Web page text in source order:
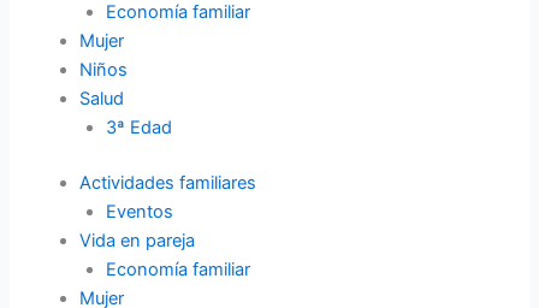
Economía familiar
Mujer
Niños
Salud
3ª Edad
Actividades familiares
Eventos
Vida en pareja
Economía familiar
Mujer